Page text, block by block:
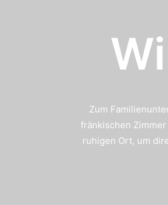
Zum
fränkischen
ruhigen Ort, um